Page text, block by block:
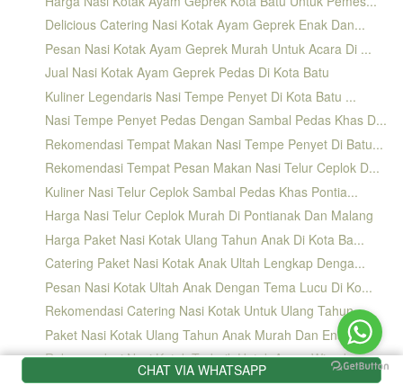
CHAT VIA WHATSAPP
Delicious Catering Nasi Kotak Ayam Geprek Enak Dan...
Pesan Nasi Kotak Ayam Geprek Murah Untuk Acara Di ...
Jual Nasi Kotak Ayam Geprek Pedas Di Kota Batu
Kuliner Legendaris Nasi Tempe Penyet Di Kota Batu ...
Nasi Tempe Penyet Pedas Dengan Sambal Pedas Khas D...
Rekomendasi Tempat Makan Nasi Tempe Penyet Di Batu...
Rekomendasi Tempat Pesan Makan Nasi Telur Ceplok D...
Kuliner Nasi Telur Ceplok Sambal Pedas Khas Pontia...
Harga Nasi Telur Ceplok Murah Di Pontianak Dan Malang
Harga Paket Nasi Kotak Ulang Tahun Anak Di Kota Ba...
Catering Paket Nasi Kotak Anak Ultah Lengkap Denga...
Pesan Nasi Kotak Ultah Anak Dengan Tema Lucu Di Ko...
Rekomendasi Catering Nasi Kotak Untuk Ulang Tahun ...
Paket Nasi Kotak Ulang Tahun Anak Murah Dan Enak D...
Rekomendasi Nasi Kotak Terbaik Untuk Acara Wisuda ...